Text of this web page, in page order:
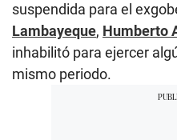
suspendida para el
Lambayeque, Humberto
inhabilitó para ejercer
mismo periodo.